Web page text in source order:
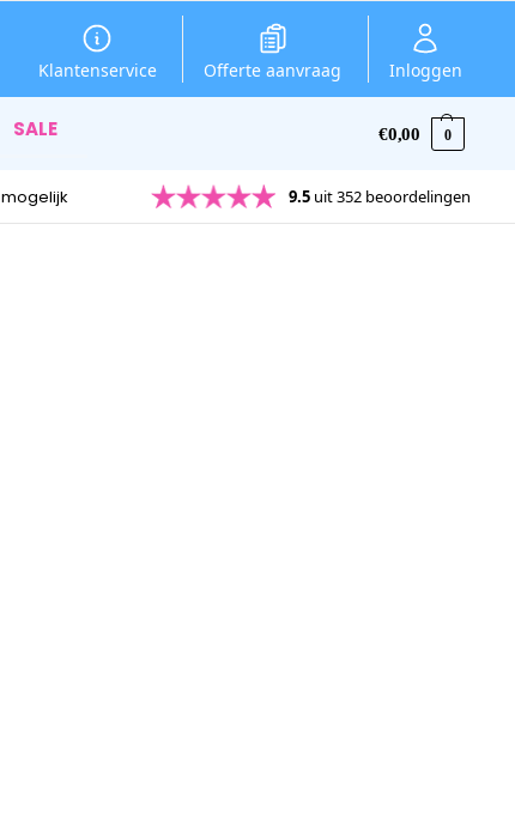
Klantenservice Offerte aanvraag Inloggen
SALE €0,00 0
mogelijk 9.5 uit 352 beoordelingen